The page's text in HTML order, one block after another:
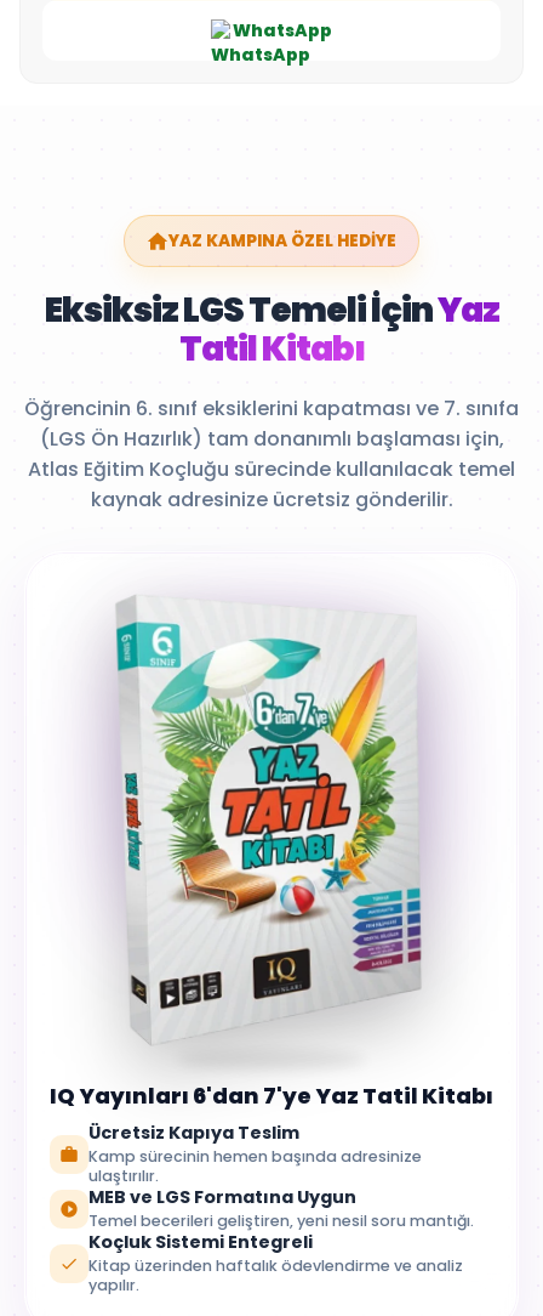
WhatsApp
YAZ KAMPINA ÖZEL HEDİYE
Eksiksiz LGS Temeli İçinYaz
Tatil Kitabı
Öğrencinin 6. sınıf eksiklerini kapatması ve 7. sınıfa
(LGS Ön Hazırlık) tam donanımlı başlaması için,
Atlas Eğitim Koçluğu sürecinde kullanılacak temel
kaynak adresinize ücretsiz gönderilir.
IQ Yayınları 6'dan 7'ye Yaz Tatil Kitabı
Ücretsiz Kapıya Teslim
Kamp sürecinin hemen başında adresinize
ulaştırılır.
MEB ve LGS Formatına Uygun
Temel becerileri geliştiren, yeni nesil soru mantığı.
Koçluk Sistemi Entegreli
Kitap üzerinden haftalık ödevlendirme ve analiz
yapılır.